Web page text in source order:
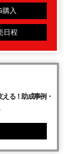
購入
日程
える！助成事例・